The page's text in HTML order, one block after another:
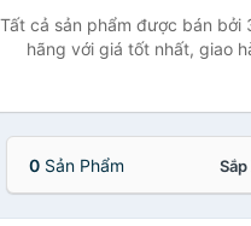
Tất cả sản phẩm được bán
hãng với giá tốt nhất, giao
0 Sản Phẩm